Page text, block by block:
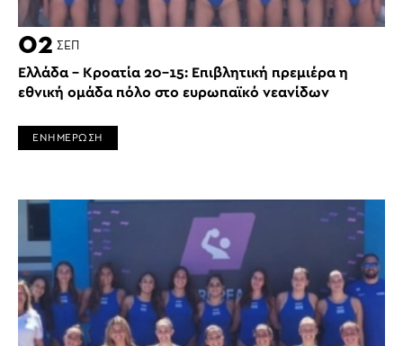
02 ΣΕΠ
Ελλάδα – Κροατία 20-15: Επιβλητική πρεμιέρα η
εθνική ομάδα πόλο στο ευρωπαϊκό νεανίδων
ΕΝΗΜΕΡΩΣΗ